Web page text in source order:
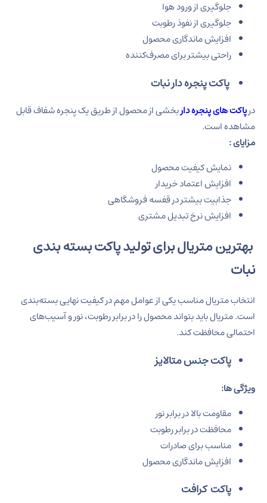
جلوگیری از ورود هوا
جلوگیری از نفوذ رطوبت
افزایش ماندگاری محصول
راحتی بیشتر برای مصرف‌کننده
پاکت پنجره دار نبات
درپاکت های پنجره داربخشی از محصول از طریق یک پنجره شفاف قابل
مشاهده است.
مزایای :
نمایش کیفیت محصول
افزایش اعتماد خریدار
جذابیت بیشتر در قفسه فروشگاهی
افزایش نرخ تبدیل مشتری
بهترین متریال برای تولید پاکت بسته بندی
نبات
انتخاب متریال مناسب یکی از عوامل مهم در کیفیت نهایی بسته‌بندی
است. متریال باید بتواند محصول را در برابر رطوبت، نور و آسیب‌های
احتمالی محافظت کند.
پاکت جنس متالایز
ویژگی‌ ها:
مقاومت بالا در برابر نور
محافظت در برابر رطوبت
مناسب برای صادرات
افزایش ماندگاری محصول
پاکت کرافت